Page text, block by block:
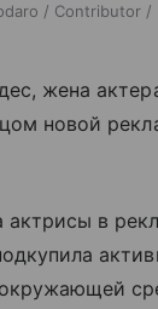
/ Contributor /
жена
новой
актрисы в